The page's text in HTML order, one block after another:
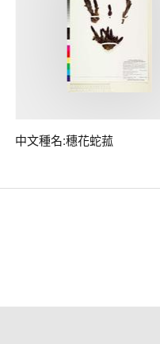
中文種名:穗花蛇菰